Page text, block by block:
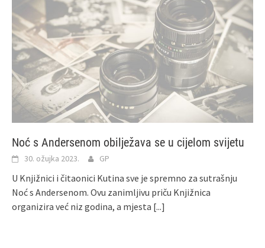
Noć s Andersenom obilježava se u cijelom svijetu
30. ožujka 2023. GP
U Knjižnici i čitaonici Kutina sve je spremno za sutrašnju
Noć s Andersenom. Ovu zanimljivu priču Knjižnica
organizira već niz godina, a mjesta [...]